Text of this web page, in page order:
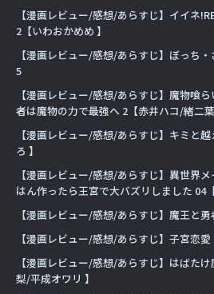
【漫画レビュー/感想/あらすじ】イイネ
2【いわおかめめ 】
【漫画レビュー/感想/あらすじ】ぼっち
5
【漫画レビュー/感想/あらすじ】魔物喰
者は魔物の力で最強へ 2【赤井ハコ/緒二葉
【漫画レビュー/感想/あらすじ】キミと
ろ 】
【漫画レビュー/感想/あらすじ】異世界
はん作ったら王宮で大バズリしました 04
【漫画レビュー/感想/あらすじ】魔王と
【漫画レビュー/感想/あらすじ】子宮恋愛
【漫画レビュー/感想/あらすじ】はばた
梨/平成オワリ 】